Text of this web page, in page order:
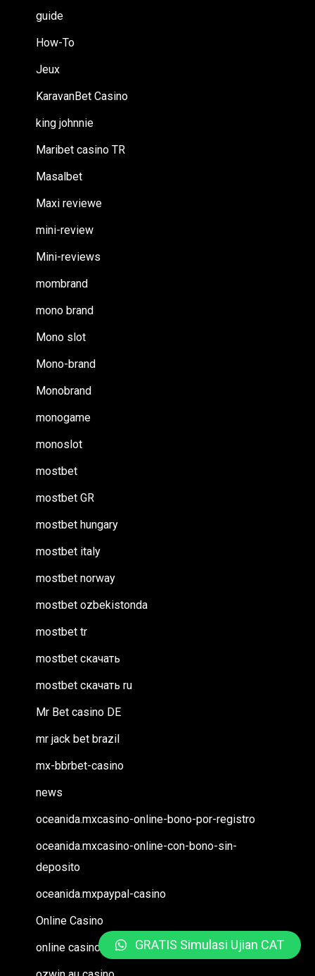
guide
How-To
Jeux
KaravanBet Casino
king johnnie
Maribet casino TR
Masalbet
Maxi reviewe
mini-review
Mini-reviews
mombrand
mono brand
Mono slot
Mono-brand
Monobrand
monogame
monoslot
mostbet
mostbet GR
mostbet hungary
mostbet italy
mostbet norway
mostbet ozbekistonda
mostbet tr
mostbet скачать
mostbet скачать ru
Mr Bet casino DE
mr jack bet brazil
mx-bbrbet-casino
news
oceanida.mxcasino-online-bono-por-registro
oceanida.mxcasino-online-con-bono-sin-
deposito
oceanida.mxpaypal-casino
Online Casino
online casino au
GRATIS Simulasi Ujian CAT